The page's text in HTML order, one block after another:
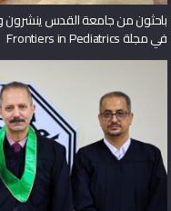
باحثون من جامعة القدس ينشرون
في مجلة Frontiers in Pediatrics